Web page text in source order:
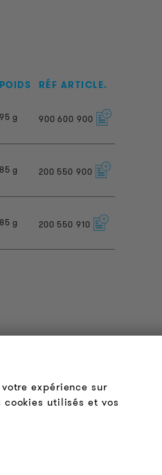
POIDS RÉF ARTICLE.
95 g 900 600 900
85 g 200 550 900
85 g 200 550 910
Données
expérience sur
utilisés et vos